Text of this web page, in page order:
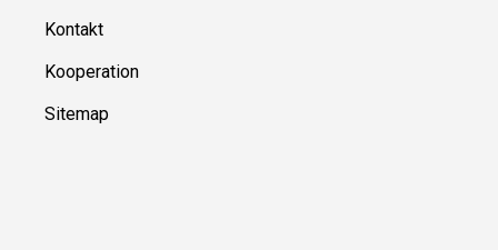
Kontakt
Kooperation
Sitemap